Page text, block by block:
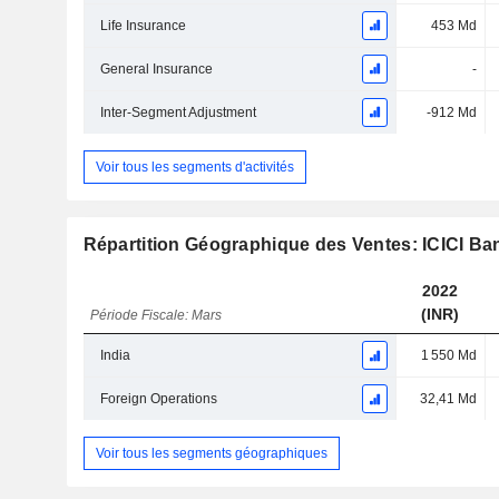
Life Insurance 453 Md
General Insurance -
Inter-Segment Adjustment -912 Md
Voir tous les segments d'activités
Répartition Géographique des Ventes: ICICI
Période Fiscale: Mars
2022
(INR)
India 1 550 Md
Foreign Operations 32,41 Md
Voir tous les segments géographiques